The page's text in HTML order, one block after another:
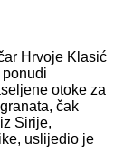
Hrvoje Klasić
otoke za
čak
Sirije,
uslijedio je